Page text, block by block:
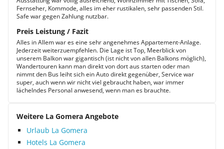
Fernseher, Kommode, alles im eher rustikalen, sehr passenden Stil.
Safe war gegen Zahlung nutzbar.
Preis Leistung / Fazit
Alles in Allem war es eine sehr angenehmes Appartement-Anlage.
Jederzeit weiterzuempfehlen. Die Lage ist Top, Meerblick von
unserem Balkon war gigantisch (ist nicht von allen Balkons möglich),
Wandertouren kann man direkt von dort aus starten oder man
nimmt den Bus leiht sich ein Auto direkt gegenüber, Service war
super, auch wenn wir nicht viel gebraucht haben, war immer
lächelndes Personal anwesend, wenn man es brauchte.
Weitere La Gomera Angebote
Urlaub La Gomera
Hotels La Gomera